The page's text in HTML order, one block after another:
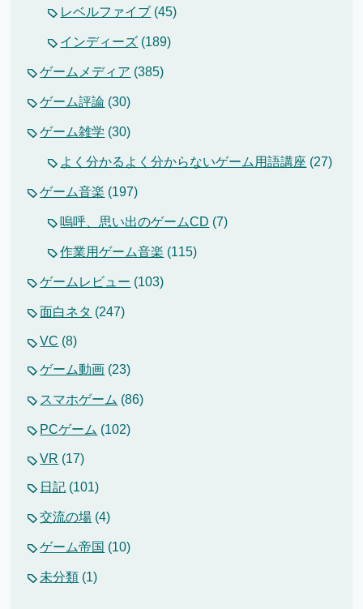
レベルファイブ (45)
インディーズ (189)
ゲームメディア (385)
ゲーム評論 (30)
ゲーム雑学 (30)
よく分かるよく分からないゲーム用語講座 (27)
ゲーム音楽 (197)
嗚呼、思い出のゲームCD (7)
作業用ゲーム音楽 (115)
ゲームレビュー (103)
面白ネタ (247)
VC (8)
ゲーム動画 (23)
スマホゲーム (86)
PCゲーム (102)
VR (17)
日記 (101)
交流の場 (4)
ゲーム帝国 (10)
未分類 (1)